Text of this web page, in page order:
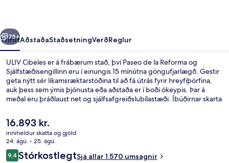
Næsta
75+
YfirlitAðstaðaStaðsetningVerðReglur
ULIV Cibeles er á frábærum stað, því Paseo de la Reforma og
Sjálfstæðisengillinn eru í einungis 15 mínútna göngufjarlægð. Gestir
geta nýtt sér líkamsræktarstöðina til að fá útrás fyrir hreyfiþörfina,
auk þess sem ýmis þjónusta eða aðstaða er í boði ókeypis. Þar á
meðal eru þráðlaust net og sjálfsafgreiðslubílastæði. Íbúðirnar skarta
rúmföt af bestu gerð. Aðrir gestir hafa sagt að meðal helstu kosta
gististaðarins sé hjálpsamt starfsfólk. Gististaðurinn er stutt frá
almenningssamgöngum: Insurgentes lestarstöðin er í 6 mínútna
göngufjarlægð og Sevilla lestarstöðin í 8 mínútna.
Núverandi
verð
er
16.893 kr.
16.893 kr.
inniheldur skatta og gjöld
24. ágú. - 25. ágú.
Umsagnir
9,49,4 af 10
StórkostlegtSjá allar 1.570 umsagnir